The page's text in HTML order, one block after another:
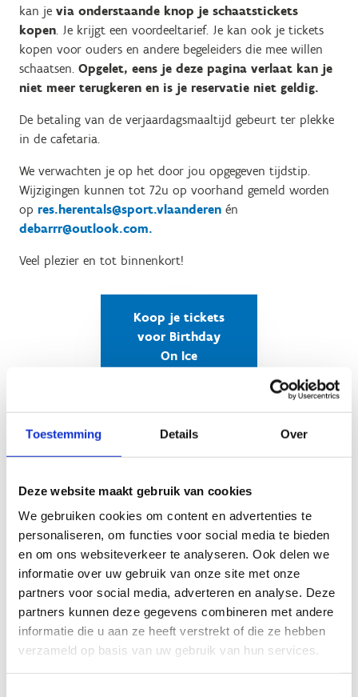
Toestemming Details Over
Deze website maakt gebruik van cookies
We gebruiken cookies om content en advertenties te
personaliseren, om functies voor social media te bieden
en om ons websiteverkeer te analyseren. Ook delen we
informatie over uw gebruik van onze site met onze
partners voor social media, adverteren en analyse. Deze
partners kunnen deze gegevens combineren met andere
informatie die u aan ze heeft verstrekt of die ze hebben
verzameld op basis van uw gebruik van hun services.
kan je via onderstaande knop je schaatstickets
kopen. Je krijgt een voordeeltarief. Je kan ook je tickets
kopen voor ouders en andere begeleiders die mee willen
schaatsen. Opgelet, eens je deze pagina verlaat kan je
niet meer terugkeren en is je reservatie niet geldig.
De betaling van de verjaardagsmaaltijd gebeurt ter plekke
in de cafetaria.
We verwachten je op het door jou opgegeven tijdstip.
Wijzigingen kunnen tot 72u op voorhand gemeld worden
op res.herentals@sport.vlaanderen én
debarrr@outlook.com.
Veel plezier en tot binnenkort!
Koop je tickets
voor Birthday
On Ice